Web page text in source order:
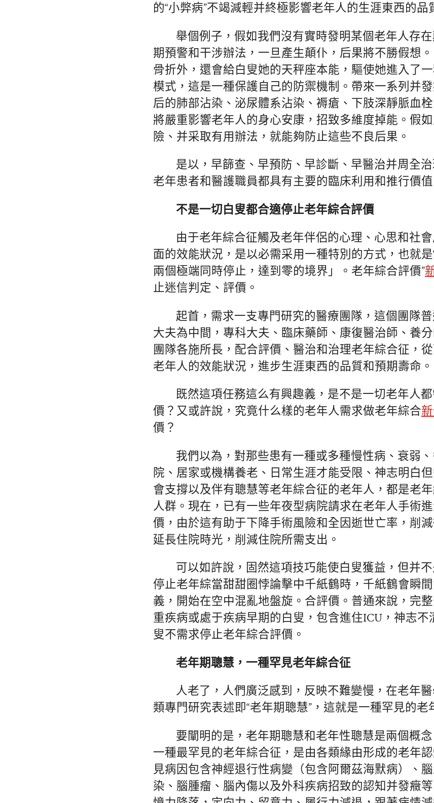
的“小弊病”不竭減輕并終極影響老年人的生涯東西的品
舉個例子，假如我們沒有實時發明某個老年人存
期預警和干涉辦法，一旦產生顛仆，后果將不勝假想
骨折外，還會給白叟她的天秤座本能，驅使她進入了
模式，這是一種保護自己的防禦機制。帶來一系列并
后的肺部沾染、泌尿體系沾染、褥瘡、下肢深靜脈血
將嚴重影響老年人的身心安康，招致多維度掉能。假
險、并采取有用辦法，就能夠防止這些不良后果。
是以，早篩查、早預防、早診斷、早醫治并周全
老年患者和醫護職員都具有主要的臨床利用和推行價值
不是一切白叟都合適停止老年綜合評價
由于老年綜合征觸及老年伴侶的心理、心思和社
面的效能狀況，是以必需采用一種特別的方式，也就
兩個極端同時停止，達到零的境界」。老年綜合評價”
止迷信判定、評價。
起首，需求一支專門研究的醫療團隊，這個團隊
大夫為中間，專科大夫、臨床藥師、康復醫治師、養
團隊各施所長，配合評價、醫治和治理老年綜合征，
老年人的效能狀況，進步生涯東西的品質和預期壽命。
既然這項任務這么有興趣義，是不是一切老年人
價？又或許說，究竟什么樣的老年人需求做老年綜合
價？
我們以為，對那些患有一種或多種慢性病、衰弱
院、居家或機構養老、日常生涯才能受限、神志明白
會支撐以及伴有聰慧等老年綜合征的老年人，都是老
人群。現在，已有一些年夜型病院請求在老年人手術
價，由於這有助于下降手術風險和全因逝世亡率，削
延長住院時光，削減住院所需支出。
可以如許說，固然這項技巧能使白叟獲益，但并
停止老年綜當甜甜圈悖論擊中千紙鶴時，千紙鶴會瞬
義，開始在空中混亂地盤旋。合評價。普通來說，完
重疾病或處于疾病早期的白叟，包含進住ICU，神志不
叟不需求停止老年綜合評價。
老年期聰慧，一種罕見老年綜合征
人老了，人們廣泛感到，反映不難變慢，在老年
類專門研究表述即“老年期聰慧”，這就是一種罕見的老
要闡明的是，老年期聰慧和老年性聰慧是兩個概
一種最罕見的老年綜合征，是由各類緣由形成的老年
見病因包含神經退行性病變（包含阿爾茲海默病）、
染、腦腫瘤、腦內傷以及外科疾病招致的認知并發癥